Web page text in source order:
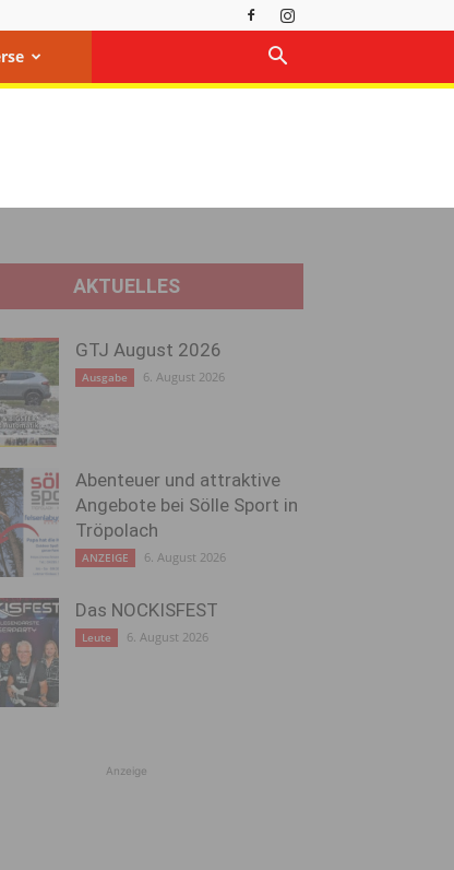
AKTUELLES
GTJ August 2026
Ausgabe 6. August 2026
Abenteuer und attraktive
Angebote bei Sölle Sport in
Tröpolach
ANZEIGE 6. August 2026
Das NOCKISFEST
Leute 6. August 2026
Anzeige